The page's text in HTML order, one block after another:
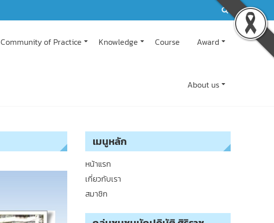
Community of Practice Knowledge Course Award
About us
เมนูหลัก
หน้าแรก
เกี่ยวกับเรา
สมาชิก